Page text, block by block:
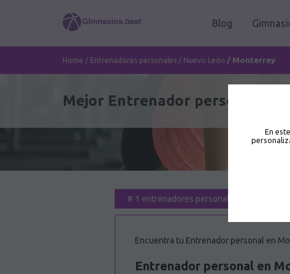
En
Blog
Home / Entrenadores personales / Nuevo León / Monterrey
Mejor Entrenador personal en
# 1 entrenadores personales para ti
Encuentra tu Entrenador personal en
Entrenador personal en